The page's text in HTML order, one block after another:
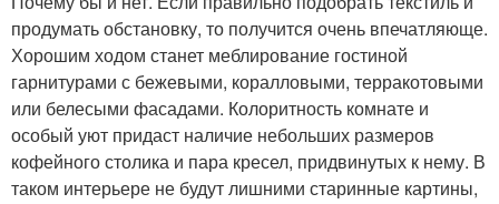
продумать обстановку, то получится очень впечатляюще.
Хорошим ходом станет меблирование гостиной
гарнитурами с бежевыми, коралловыми, терракотовыми
или белесыми фасадами. Колоритность комнате и
особый уют придаст наличие небольших размеров
кофейного столика и пара кресел, придвинутых к нему. В
таком интерьере не будут лишними старинные картины,